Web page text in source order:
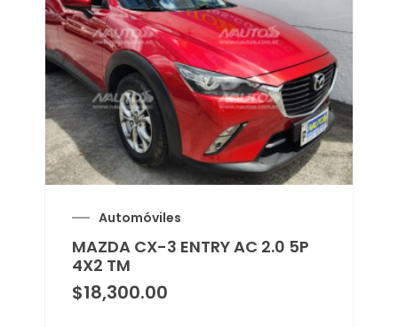
Automóviles
MAZDA CX-3 ENTRY AC 2.0 5P
4X2 TM
$18,300.00